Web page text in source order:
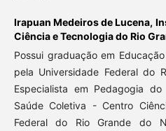
Irapuan Medeiros de Lucena,
Ciência e Tecnologia do Rio
Possui graduação em
pela Universidade Federal do
Especialista em Pedagogia
Saúde Coletiva - Centro
Federal do Rio Grande do